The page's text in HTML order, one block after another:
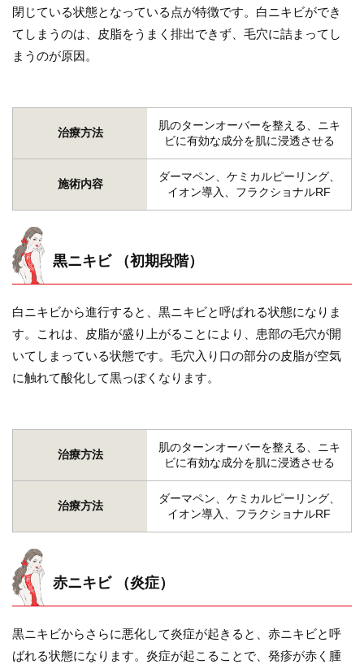
閉じている状態となっている点が特徴です。白ニキビができ
てしまうのは、皮脂をうまく排出できず、毛穴に詰まってし
まうのが原因。
治療方法
肌のターンオーバーを整える、ニキ
ビに有効な成分を肌に浸透させる
施術内容
ダーマペン、ケミカルピーリング、
イオン導入、フラクショナルRF
黒ニキビ （初期段階）
白ニキビから進行すると、黒ニキビと呼ばれる状態になりま
す。これは、皮脂が盛り上がることにより、患部の毛穴が開
いてしまっている状態です。毛穴入り口の部分の皮脂が空気
に触れて酸化して黒っぽくなります。
治療方法
肌のターンオーバーを整える、ニキ
ビに有効な成分を肌に浸透させる
治療方法
ダーマペン、ケミカルピーリング、
イオン導入、フラクショナルRF
赤ニキビ （炎症）
黒ニキビからさらに悪化して炎症が起きると、赤ニキビと呼
ばれる状態になります。炎症が起こることで、発疹が赤く腫